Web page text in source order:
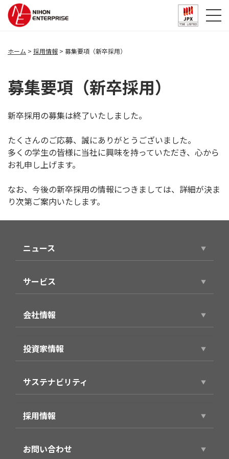
ホーム 採用情報 募集要項（新卒採用）
募集要項（新卒採用）
新卒採用の募集は終了いたしました。
たくさんのご応募、誠にありがとうございました。
多くの学生の皆様に当社に興味を持っていただき、心から
お礼申し上げます。
なお、今後の新卒採用の情報につきましては、詳細が決ま
り次第ご案内いたします。
ニュース
サービス
スマホアプリ（個人向け）
製品・サービス（法人向け）
事例紹介
会社情報
代表ごあいさつ
役員プロフィール
企業理念・パーパス
会社概要
沿革
グループ
投資家情報
経営方針
財務業績情報
株式情報
IRライブラリ
サステナビリティ
環境
社会
採用情報
お問い合わせ